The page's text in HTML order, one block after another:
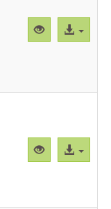
Vista
previa
Acceso
al
Vista
previa
Acceso
al